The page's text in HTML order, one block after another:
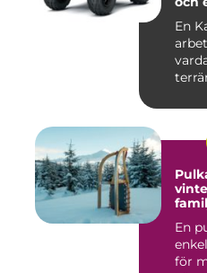
En
En
för